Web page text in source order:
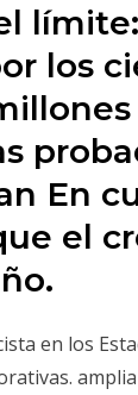
los
En
el
en los